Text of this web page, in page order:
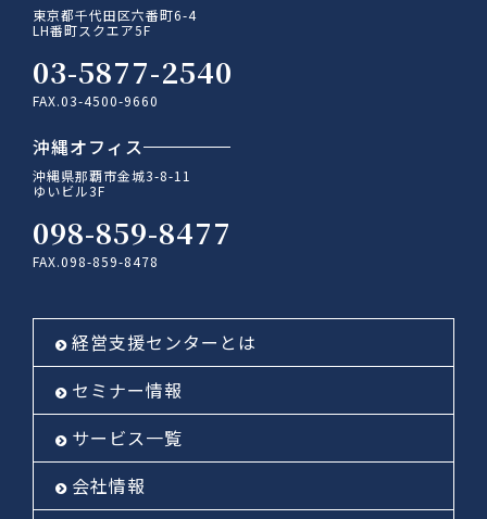
東京都千代田区六番町6-4
LH番町スクエア5F
03-5877-2540
FAX.03-4500-9660
沖縄オフィス
沖縄県那覇市金城3-8-11
ゆいビル3F
098-859-8477
FAX.098-859-8478
経営支援センターとは
セミナー情報
サービス一覧
会社情報